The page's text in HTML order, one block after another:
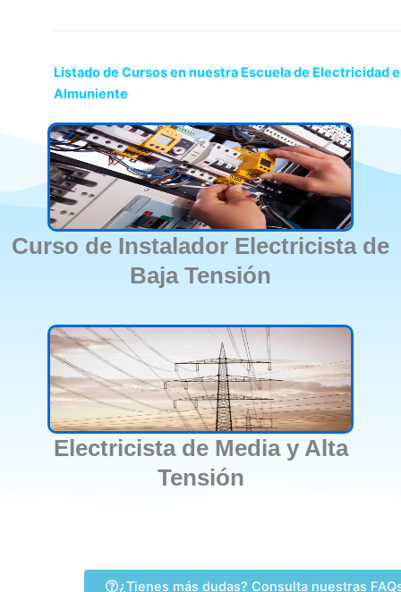
Listado de Cursos en nuestra Escuela de Electricidad
Almuniente
Curso de Instalador Electricista de
Baja Tensión
Electricista de Media y Alta
Tensión
¿Tienes más dudas? Consulta nuestras